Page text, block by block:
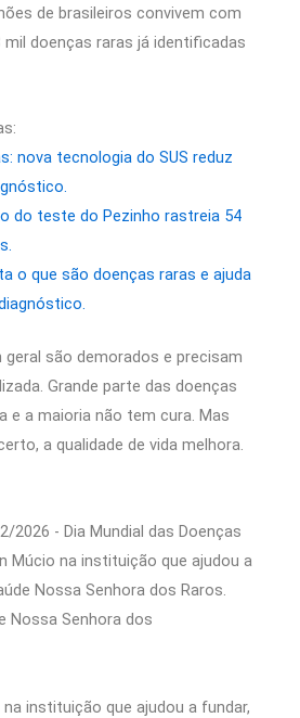
de brasileiros convivem com
mil doenças raras já identificadas
nova tecnologia do SUS reduz
do teste do Pezinho rastreia 54
o que são doenças raras e ajuda
são demorados e precisam
Grande parte das doenças
e a maioria não tem cura. Mas
a qualidade de vida melhora.
instituição que ajudou a fundar,